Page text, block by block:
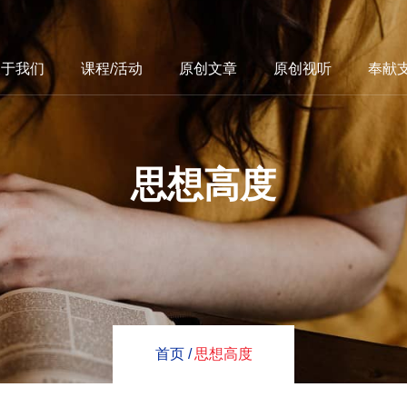
我们 课程/活动 原创文章 原创视听 奉献
思想高度
首页 / 思想高度